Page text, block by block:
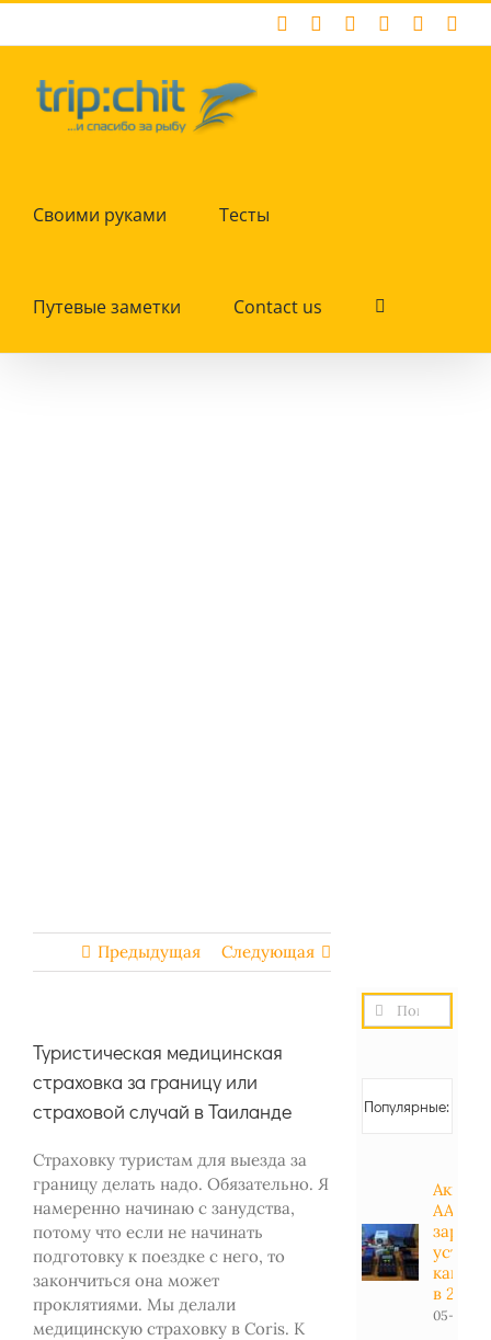
Skip
Facebook InstagramPinterest
Своими руками Тесты
Путевые заметки Contact us
Предыдущая Следующая
Туристическая медицинская
страховка за границу или
страховой случай в Таиланде
Страховку туристам для выезда за
границу делать надо. Обязательно. Я
намеренно начинаю с занудства,
потому что если не начинать
подготовку к поездке с него, то
закончиться она может
проклятиями. Мы делали
медицинскую страховку в Coris. К
Результат
поиска:
Популярные:
АА,
какие
в 2023
05-01-